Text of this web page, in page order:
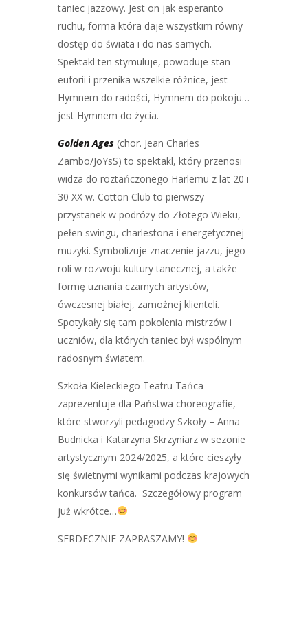
taniec jazzowy. Jest on jak esperanto
ruchu, forma która daje wszystkim równy
dostęp do świata i do nas samych.
Spektakl ten stymuluje, powoduje stan
euforii i przenika wszelkie różnice, jest
Hymnem do radości, Hymnem do pokoju…
jest Hymnem do życia.
Golden Ages (chor. Jean Charles
Zambo/JoYsS) to spektakl, który przenosi
widza do roztańczonego Harlemu z lat 20 i
30 XX w. Cotton Club to pierwszy
przystanek w podróży do Złotego Wieku,
pełen swingu, charlestona i energetycznej
muzyki. Symbolizuje znaczenie jazzu, jego
roli w rozwoju kultury tanecznej, a także
formę uznania czarnych artystów,
ówczesnej białej, zamożnej klienteli.
Spotykały się tam pokolenia mistrzów i
uczniów, dla których taniec był wspólnym
radosnym światem.
Szkoła Kieleckiego Teatru Tańca
zaprezentuje dla Państwa choreografie,
które stworzyli pedagodzy Szkoły – Anna
Budnicka i Katarzyna Skrzyniarz w sezonie
artystycznym 2024/2025, a które cieszyły
się świetnymi wynikami podczas krajowych
konkursów tańca. Szczegółowy program
już wkrótce…
SERDECZNIE ZAPRASZAMY!